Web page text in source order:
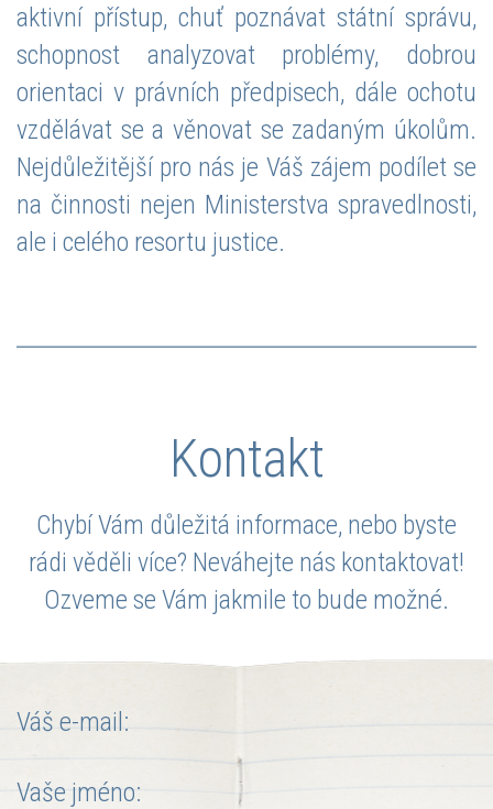
aktivní přístup, chuť poznávat státní správu,
schopnost analyzovat problémy, dobrou
orientaci v právních předpisech, dále ochotu
vzdělávat se a věnovat se zadaným úkolům.
Nejdůležitější pro nás je Váš zájem podílet se
na činnosti nejen Ministerstva spravedlnosti,
ale i celého resortu justice.
Kontakt
Chybí Vám důležitá informace, nebo byste
rádi věděli více? Neváhejte nás kontaktovat!
Ozveme se Vám jakmile to bude možné.
Váš e-mail:
Vaše jméno: